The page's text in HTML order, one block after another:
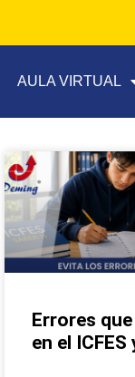
AULA VIRTUAL
Errores
en el